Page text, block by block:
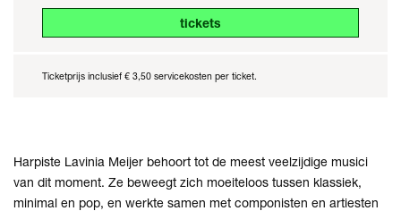
tickets
Ticketprijs inclusief € 3,50 servicekosten per ticket.
Harpiste Lavinia Meijer behoort tot de meest veelzijdige musici
van dit moment. Ze beweegt zich moeiteloos tussen klassiek,
minimal en pop, en werkte samen met componisten en artiesten